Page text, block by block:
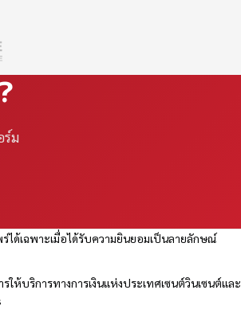
ร์ม
ได้เฉพาะเมื่อได้รับความยินยอมเป็นลายลักษณ์
ห้บริการทางการเงินแห่งประเทศเซนต์วินเซนต์และ